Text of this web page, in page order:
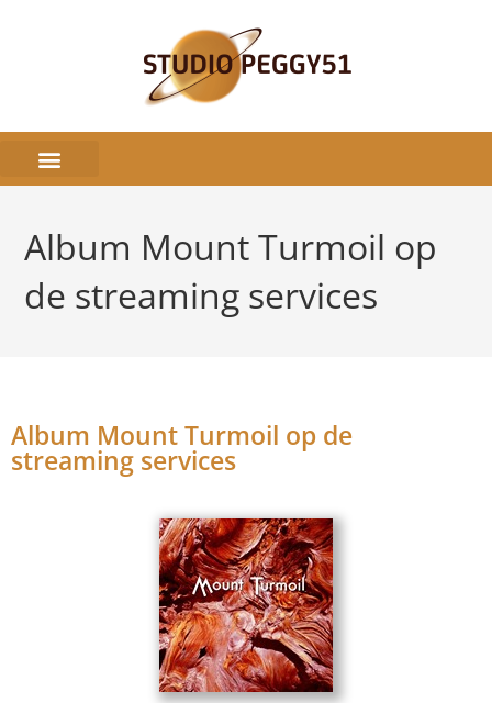
Album Mount Turmoil op
de streaming services
Album Mount Turmoil op de
streaming services